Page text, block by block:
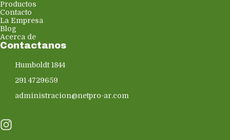
Productos
Contacto
La Empresa
Blog
Acerca de
Contactanos
Humboldt 1844
291 4729659
administracion@netpro-ar.com